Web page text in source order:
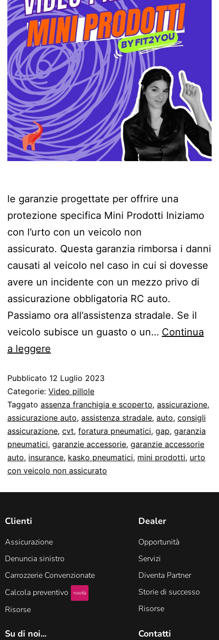
le garanzie progettate per offrire una
protezione specifica Mini Prodotti Iniziamo
con l’urto con un veicolo non
assicurato. Questa garanzia rimborsa i danni
causati al veicolo nel caso in cui si dovesse
avere un incidente con un mezzo privo di
assicurazione obbligatoria RC auto.
Passiamo ora all’assistenza stradale. Se il
veicolo subisce un guasto o un… Continua
a leggere
Pubblicato 12 Luglio 2023
Categorie: Video pillole
Taggato assenza franchigia e scoperto, assicurazione,
assicurazione auto, assistenza stradale, auto, consigli
assicurazione, cvt, foratura pneumatici, gap, garanzia
pneumatici, garanzie accessorie, garanzie accessorie
auto, insurance, kasko pneumatici, mini prodotti, urto
con veicolo non assicurato
Clienti
Assicurazione
Denuncia sinistro
Carrozzerie Convenzionate
Calcola preventivo
novità
Risorse
Dealer
Opportunità
Servizi
Diventa Partner
Storie di successo
Risorse
Su di noi... Contatti